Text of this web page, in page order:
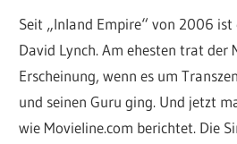
Seit „Inland Empire“ von 2006
David Lynch. Am ehesten trat der
Erscheinung, wenn es um
und seinen Guru ging. Und jetzt
wie Movieline.com berichtet. Die